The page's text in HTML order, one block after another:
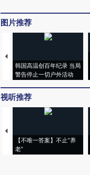
图片推荐
韩国高温创百年纪录 当局
警告停止一切户外活动
视听推荐
【不唯一答案】不止“养
老”